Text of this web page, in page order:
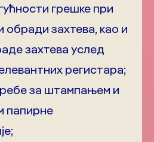
грешке при
захтева, као и
захтева услед
регистара;
за штампањем и
папирне